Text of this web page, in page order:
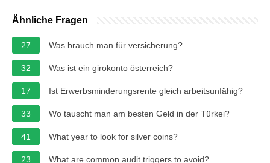
Ähnliche Fragen
27 Was brauch man für versicherung?
32 Was ist ein girokonto österreich?
17 Ist Erwerbsminderungsrente gleich arbeitsunfähig?
33 Wo tauscht man am besten Geld in der Türkei?
41 What year to look for silver coins?
23 What are common audit triggers to avoid?